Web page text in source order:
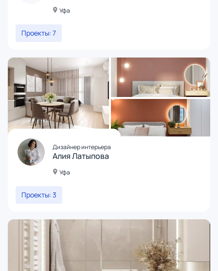
Уфа
Проекты: 7
Дизайнер интерьера
Алия Латыпова
Уфа
Проекты: 3